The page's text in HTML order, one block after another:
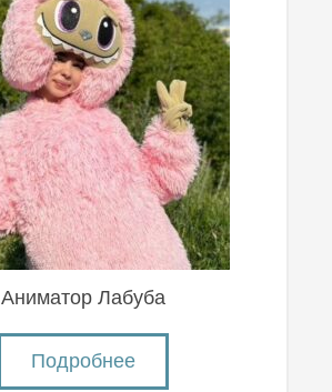
Аниматор Лабуба
Подробнее